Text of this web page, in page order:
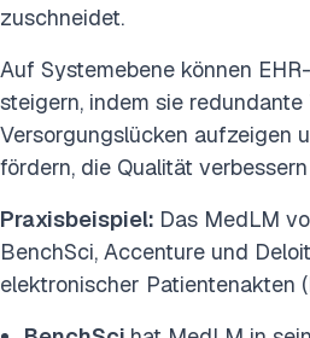
zuschneidet.
Auf Systemebene können
steigern, indem sie
Versorgungslücken aufzeigen
fördern, die Qualität
Praxisbeispiel: Das MedLM
BenchSci, Accenture und
elektronischer Patientenakten